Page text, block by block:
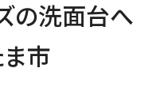
の洗面台へ
ま市